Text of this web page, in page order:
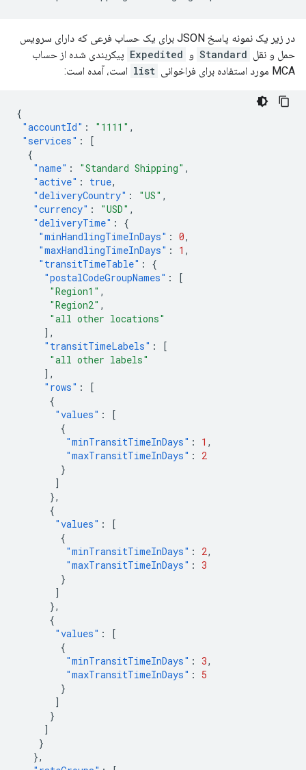
در زیر یک نمونه پاسخ JSON برای یک حساب فرعی که دارای سرویس
حمل و نقل Standard و Expedited پیکربندی شده از حساب
MCA مورد استفاده برای فراخوانی
list است، آمده است:
{
"accountId" : "1111" ,
"services" :
[
{
"name" : "Standard Shipping" ,
"active" : true,
"deliveryCountry" : "US" ,
"currency" : "USD" ,
"deliveryTime" :
{
"minHandlingTimeInDays" : 0,
"maxHandlingTimeInDays" : 1 ,
"transitTimeTable" :
{
"postalCodeGroupNames" :
[
"Region1" ,
"Region2" ,
"all other locations"
],
"transitTimeLabels" :
[
"all other labels"
],
"rows" :
[
{
"values" :
[
{
"minTransitTimeInDays" : 1 ,
"maxTransitTimeInDays" :
2
}
]
},
{
"values" :
[
{
"minTransitTimeInDays" : 2,
"maxTransitTimeInDays" : 3
}
]
},
{
"values" :
[
{
"minTransitTimeInDays" : 3,
"maxTransitTimeInDays" :
5
}
]
}
]
}
},